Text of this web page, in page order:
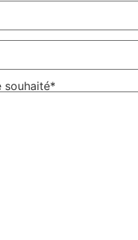
souhaité*